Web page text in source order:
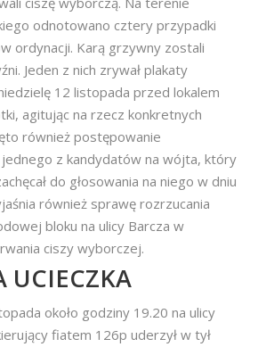
odnotowano cztery przypadki
ordynacji. Karą grzywny zostali
Jeden z nich zrywał plakaty
12 listopada przed lokalem
agitując na rzecz konkretnych
również postępowanie
z kandydatów na wójta, który
do głosowania na niego w dniu
również sprawę rozrzucania
bloku na ulicy Barcza w
ciszy wyborczej.
UCIECZKA
około godziny 19.20 na ulicy
fiatem 126p uderzył w tył